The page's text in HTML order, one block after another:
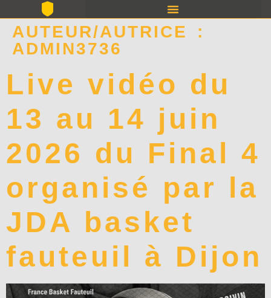
AUTEUR/AUTRICE :
ADMIN3736
Live vidéo du
13 au 14 juin
2026 du Final 4
organisé par la
JDA basket
fauteuil à Dijon